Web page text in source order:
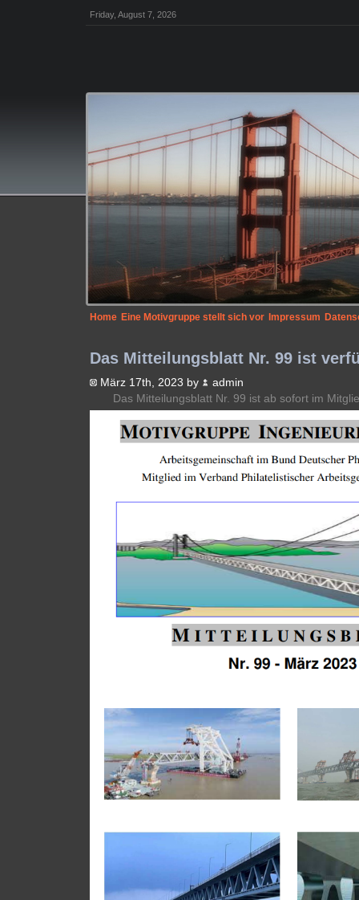
Friday, August 7, 2026
Home Eine Motivgruppe stellt sich vor Impressum
Das Mitteilungsblatt Nr. 99 ist
März 17th, 2023 by
admin
Das Mitteilungsblatt Nr. 99 ist ab sofort im